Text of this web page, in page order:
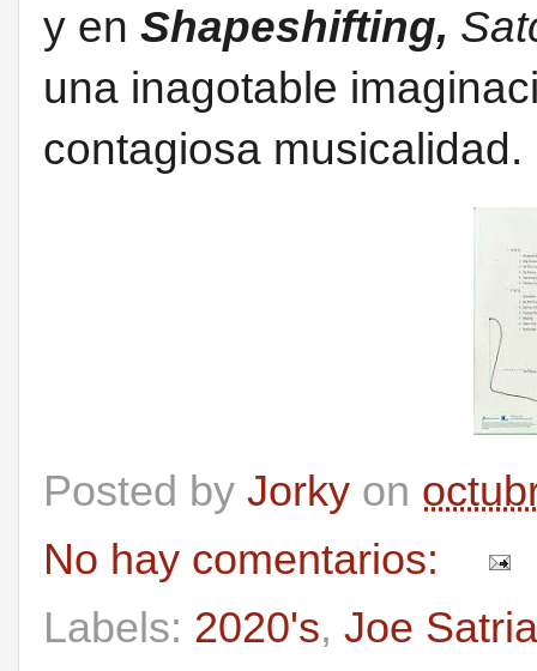
y en Shapeshifting,
una inagotable
contagiosa musicalidad.
Posted by Jorky on
No hay comentarios:
Labels: 2020's, Joe